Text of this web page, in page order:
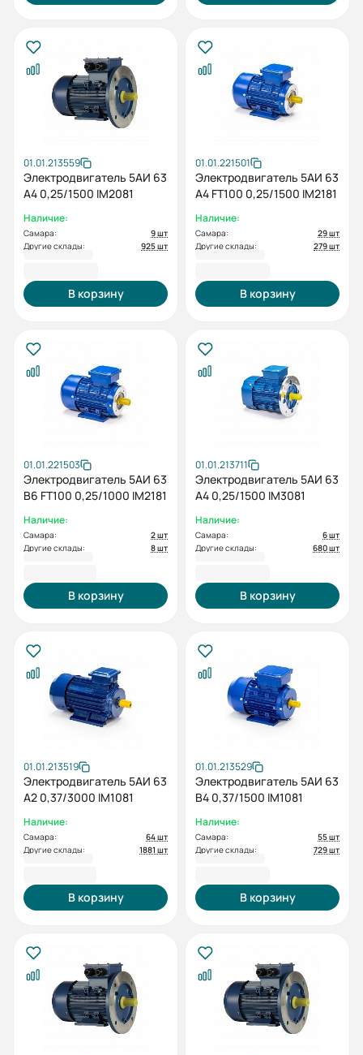
01.01.213559
Электродвигатель 5АИ 63
А4 0,25/1500 IM2081
Наличие:
Самара:
9 шт
Другие склады:
925 шт
В корзину
01.01.221501
Электродвигатель 5АИ 63
А4 FT100 0,25/1500 IM2181
Наличие:
Самара:
29 шт
Другие склады:
279 шт
В корзину
01.01.221503
Электродвигатель 5АИ 63
В6 FT100 0,25/1000 IM2181
Наличие:
Самара:
2 шт
Другие склады:
8 шт
В корзину
01.01.213711
Электродвигатель 5АИ 63
А4 0,25/1500 IM3081
Наличие:
Самара:
6 шт
Другие склады:
680 шт
В корзину
01.01.213519
Электродвигатель 5АИ 63
А2 0,37/3000 IM1081
Наличие:
Самара:
64 шт
Другие склады:
1881 шт
В корзину
01.01.213529
Электродвигатель 5АИ 63
В4 0,37/1500 IM1081
Наличие:
Самара:
55 шт
Другие склады:
729 шт
В корзину